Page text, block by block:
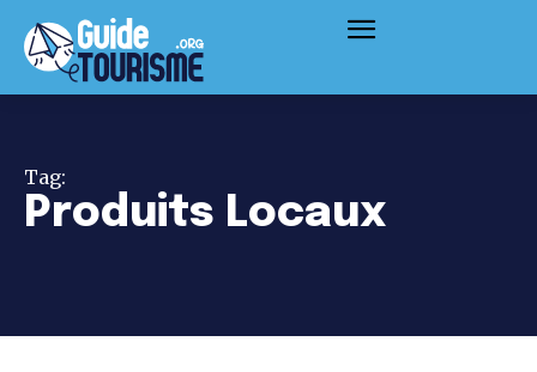
Tag:
Produits Locaux